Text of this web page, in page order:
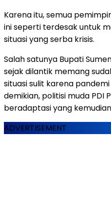
Karena itu, semua
ini seperti terdesak untuk
situasi yang serba krisis.
Salah satunya Bupati
sejak dilantik memang
situasi sulit karena
demikian, politisi muda PDI
beradaptasi yang
ADVERTISEMENT